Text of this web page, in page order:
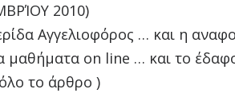
2010)
Αγγελιοφόρος … και η
μαθήματα on line … και το
το άρθρο )